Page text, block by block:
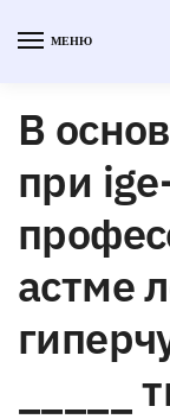
МЕНЮ
В
при
астме
_____